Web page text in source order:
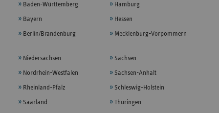
Baden-Württemberg
Bayern
Berlin/Brandenburg
Hamburg
Hessen
Mecklenburg-Vorpommern
Niedersachsen
Nordrhein-Westfalen
Rheinland-Pfalz
Saarland
Sachsen
Sachsen-Anhalt
Schleswig-Holstein
Thüringen